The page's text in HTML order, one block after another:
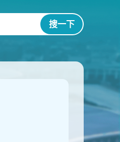
搜一下